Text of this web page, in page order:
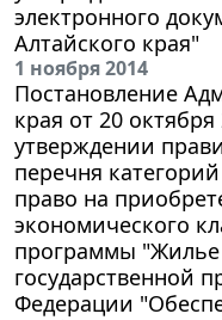
электронного
Алтайского края"
1 ноября 2014
Постановление
края от 20
утверждении
перечня
право на
экономического
программы "Жилье
государственной
Федерации